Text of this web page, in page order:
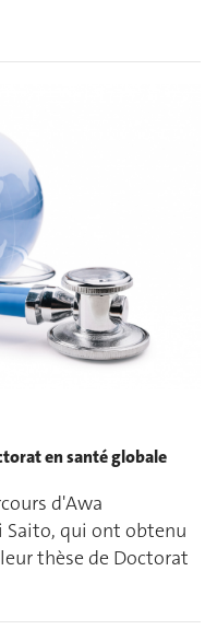
en santé globale
d'Awa
Saito, qui ont obtenu
thèse de Doctorat